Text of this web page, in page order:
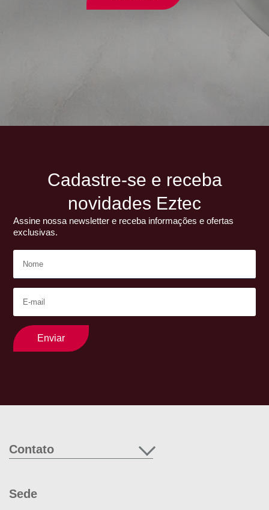
Cadastre-se e receba
novidades Eztec
Assine nossa newsletter e receba informações e ofertas
exclusivas.
Enviar
Contato
Sede